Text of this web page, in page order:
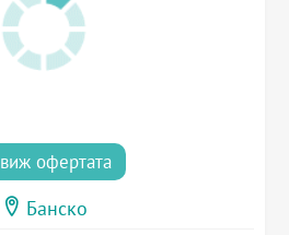
виж офертата
Банско